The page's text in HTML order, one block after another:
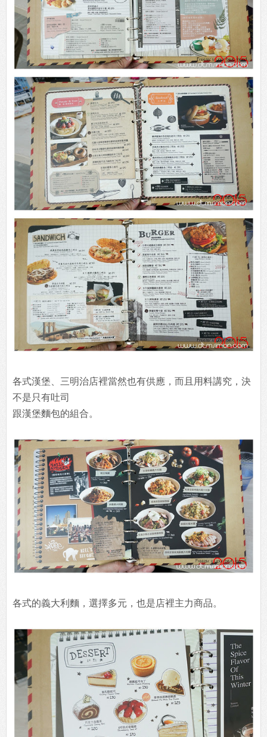
各式漢堡、三明治店裡當然也有供應，而且用料講究，決
不是只有吐司
跟漢堡麵包的組合。
各式的義大利麵，選擇多元，也是店裡主力商品。